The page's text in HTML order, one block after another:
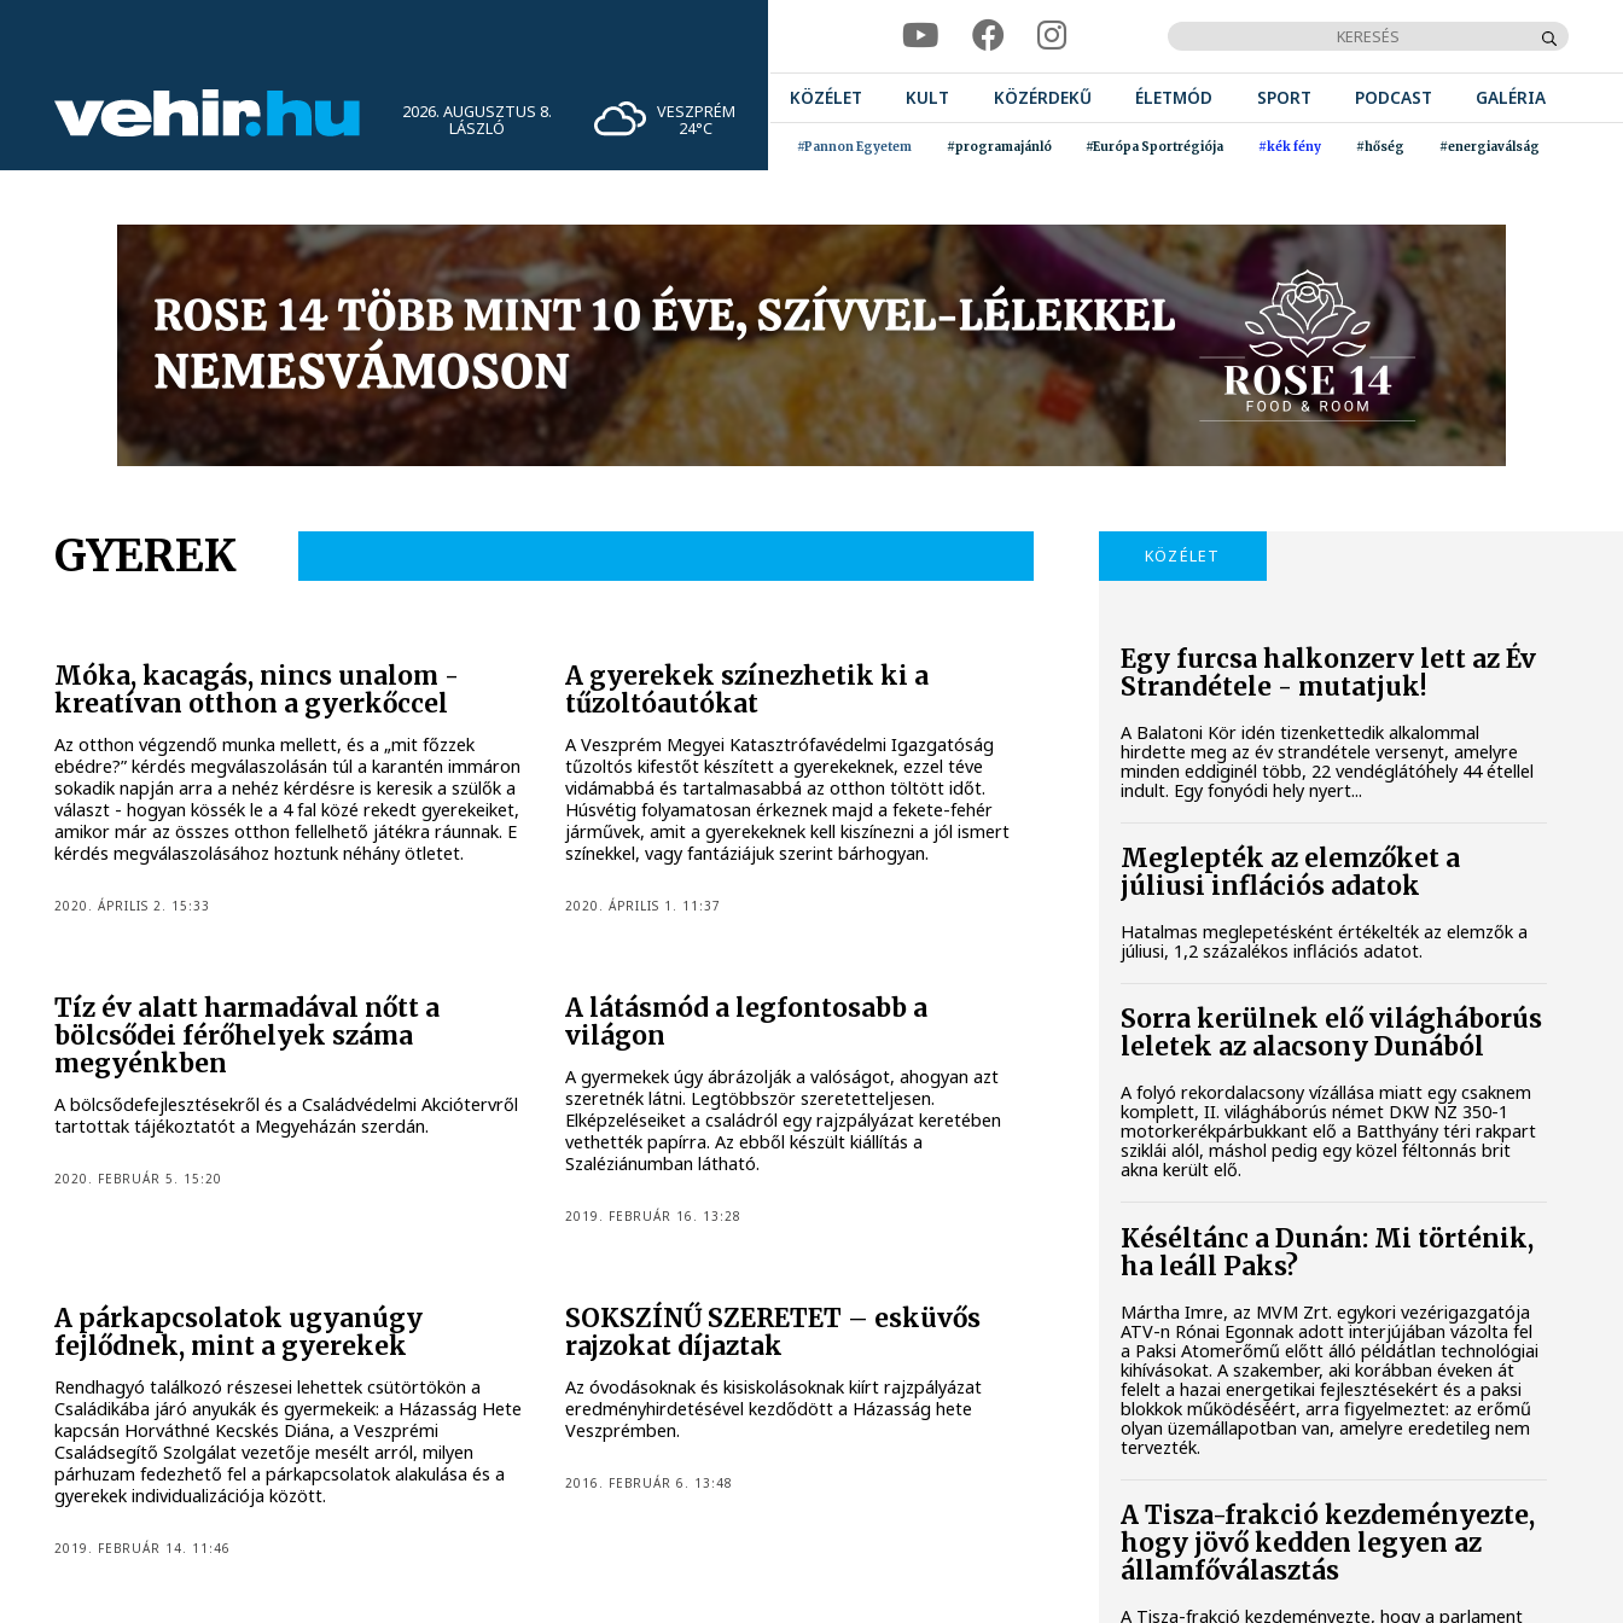
2026. AUGUSZTUS 8.
LÁSZLÓ
VESZPRÉM
24°C
KÖZÉLET KULT KÖZÉRDEKŰ ÉLETMÓD SPORT PODCAST GALÉRIA
#Pannon Egyetem #programajánló #Európa Sportrégiója #kék fény #hőség #energiaválság
GYEREK
Móka, kacagás, nincs unalom -
kreatívan otthon a gyerkőccel
Az otthon végzendő munka mellett, és a „mit főzzek
ebédre?” kérdés megválaszolásán túl a karantén immáron
sokadik napján arra a nehéz kérdésre is keresik a szülők a
választ - hogyan kössék le a 4 fal közé rekedt gyerekeiket,
amikor már az összes otthon fellelhető játékra ráunnak. E
kérdés megválaszolásához hoztunk néhány ötletet.
2020. ÁPRILIS 2. 15:33
A gyerekek színezhetik ki a
tűzoltóautókat
A Veszprém Megyei Katasztrófavédelmi Igazgatóság
tűzoltós kifestőt készített a gyerekeknek, ezzel téve
vidámabbá és tartalmasabbá az otthon töltött időt.
Húsvétig folyamatosan érkeznek majd a fekete-fehér
járművek, amit a gyerekeknek kell kiszínezni a jól ismert
színekkel, vagy fantáziájuk szerint bárhogyan.
2020. ÁPRILIS 1. 11:37
Tíz év alatt harmadával nőtt a
bölcsődei férőhelyek száma
megyénkben
A bölcsődefejlesztésekről és a Családvédelmi Akciótervről
tartottak tájékoztatót a Megyeházán szerdán.
2020. FEBRUÁR 5. 15:20
A látásmód a legfontosabb a
világon
A gyermekek úgy ábrázolják a valóságot, ahogyan azt
szeretnék látni. Legtöbbször szeretetteljesen.
Elképzeléseiket a családról egy rajzpályázat keretében
vethették papírra. Az ebből készült kiállítás a
Szaléziánumban látható.
2019. FEBRUÁR 16. 13:28
A párkapcsolatok ugyanúgy
fejlődnek, mint a gyerekek
Rendhagyó találkozó részesei lehettek csütörtökön a
Családikába járó anyukák és gyermekeik: a Házasság Hete
kapcsán Horváthné Kecskés Diána, a Veszprémi
Családsegítő Szolgálat vezetője mesélt arról, milyen
párhuzam fedezhető fel a párkapcsolatok alakulása és a
gyerekek individualizációja között.
2019. FEBRUÁR 14. 11:46
SOKSZÍNŰ SZERETET – esküvős
rajzokat díjaztak
Az óvodásoknak és kisiskolásoknak kiírt rajzpályázat
eredményhirdetésével kezdődött a Házasság hete
Veszprémben.
2016. FEBRUÁR 6. 13:48
KÖZÉLET
Egy furcsa halkonzerv lett az Év
Strandétele - mutatjuk!
A Balatoni Kör idén tizenkettedik alkalommal
hirdette meg az év strandétele versenyt, amelyre
minden eddiginél több, 22 vendéglátóhely 44 étellel
indult. Egy fonyódi hely nyert...
Meglepték az elemzőket a
júliusi inflációs adatok
Hatalmas meglepetésként értékelték az elemzők a
júliusi, 1,2 százalékos inflációs adatot.
Sorra kerülnek elő világháborús
leletek az alacsony Dunából
A folyó rekordalacsony vízállása miatt egy csaknem
komplett, II. világháborús német DKW NZ 350-1
motorkerékpárbukkant elő a Batthyány téri rakpart
sziklái alól, máshol pedig egy közel féltonnás brit
akna került elő.
Késéltánc a Dunán: Mi történik,
ha leáll Paks?
Mártha Imre, az MVM Zrt. egykori vezérigazgatója
ATV-n Rónai Egonnak adott interjújában vázolta fel
a Paksi Atomerőmű előtt álló példátlan technológiai
kihívásokat. A szakember, aki korábban éveken át
felelt a hazai energetikai fejlesztésekért és a paksi
blokkok működéséért, arra figyelmeztet: az erőmű
olyan üzemállapotban van, amelyre eredetileg nem
tervezték.
A Tisza-frakció kezdeményezte,
hogy jövő kedden legyen az
államfőválasztás
A Tisza-frakció kezdeményezte, hogy a parlament